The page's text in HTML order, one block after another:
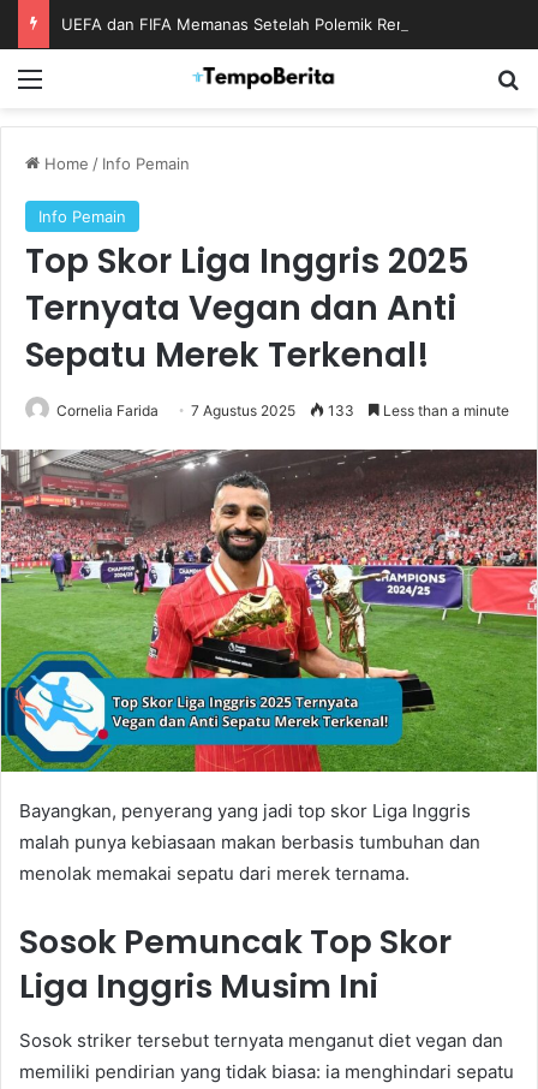
Home / Info Pemain
Info Pemain
Top Skor Liga Inggris 2025
Ternyata Vegan dan Anti
Sepatu Merek Terkenal!
Cornelia Farida 7 Agustus 2025 133 Less than a minute
Bayangkan, penyerang yang jadi top skor Liga Inggris
malah punya kebiasaan makan berbasis tumbuhan dan
menolak memakai sepatu dari merek ternama.
Sosok Pemuncak Top Skor
Liga Inggris Musim Ini
Sosok striker tersebut ternyata menganut diet vegan dan
memiliki pendirian yang tidak biasa: ia menghindari sepatu